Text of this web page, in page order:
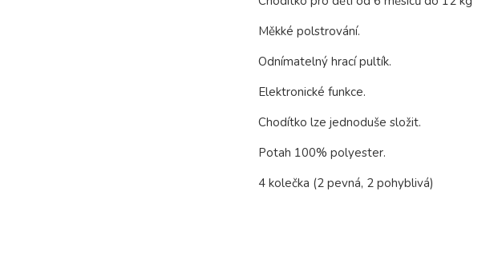
Měkké polstrování.
Odnímatelný hrací pultík.
Elektronické funkce.
Chodítko lze jednoduše složit.
Potah 100% polyester.
4 kolečka (2 pevná, 2 pohyblivá)